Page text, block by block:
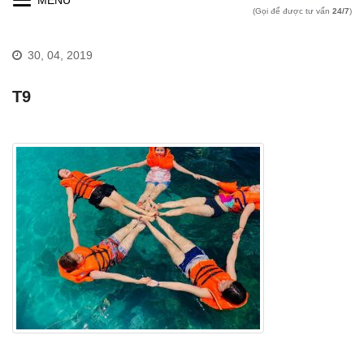
(Gọi để được tư vấn 24/7)
30, 04, 2019
T9